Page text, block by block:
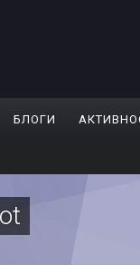
БЛОГИ